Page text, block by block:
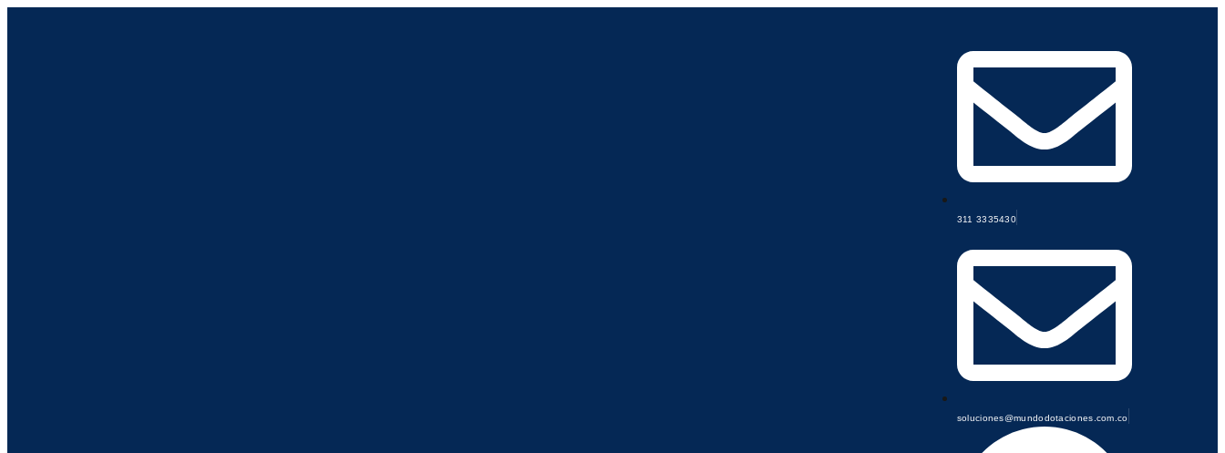
311 3335430
soluciones@mundodotaciones.com.co